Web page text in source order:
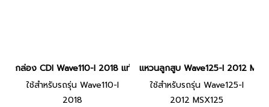
กล่อง CDI Wave110-I 2018 แท้ศูนย์ ยี่ห้อ Honda
ใช้สำหรับรถรุ่น Wave110-I
2018
แหวนลูกสูบ Wave125-I 2012
ใช้สำหรับรถรุ่น Wave125-I
2012 MSX125